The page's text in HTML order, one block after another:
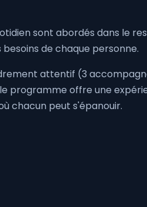
sont abordés dans le
de chaque personne.
attentif (3
programme offre une
chacun peut s'épanouir.